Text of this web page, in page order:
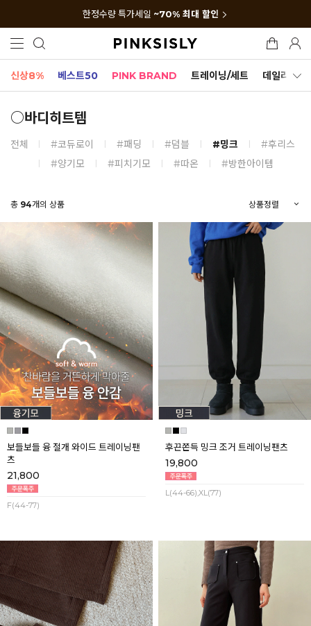
한정수량 특가세일 ~70% 최대 할인
신상8% 베스트50 PINK BRAND 트레이닝/세트 데일리세트
○바디히트템
전체 #코듀로이 #패딩 #덤블 #밍크
#후리스
#양기모
#피치기모 #따온 #방한아이템
총 94개의 상품
보들보들 융 절개 와이드 트레이닝팬
츠
21,800
F(44-77)
후끈쫀득 밍크 조거 트레이닝팬츠
19,800
L(44-66),XL(77)